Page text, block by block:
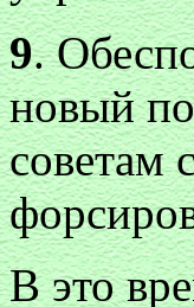
9.
новый
советам
В это